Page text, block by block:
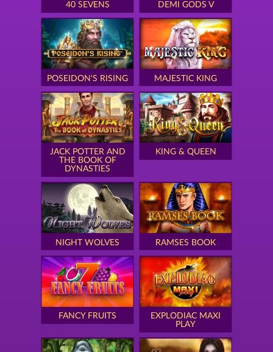
40 SEVENS DEMI GODS V
POSEIDON'S RISING MAJESTIC KING
JACK POTTER AND
THE BOOK OF
DYNASTIES
KING & QUEEN
NIGHT WOLVES RAMSES BOOK
FANCY FRUITS
EXPLODIAC MAXI
PLAY